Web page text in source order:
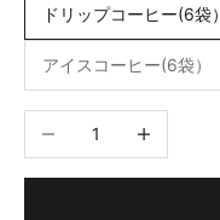
ドリップコーヒー(6袋）
アイスコーヒー(6袋）
数量を減らす 数量を増やす